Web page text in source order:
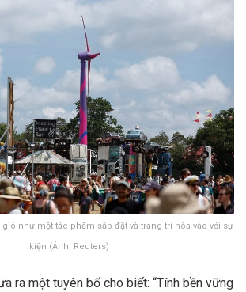
như một tác phẩm sắp đặt và trang trí hòa vào với sự
kiện (Ảnh: Reuters)
ra một tuyên bố cho biết: “Tính bền vững